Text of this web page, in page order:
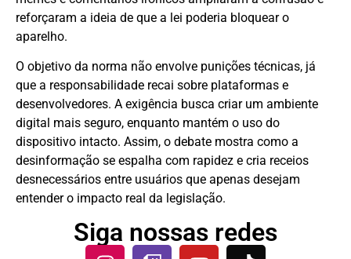
reforçaram a ideia de que a lei poderia bloquear o
aparelho.
O objetivo da norma não envolve punições técnicas, já
que a responsabilidade recai sobre plataformas e
desenvolvedores. A exigência busca criar um ambiente
digital mais seguro, enquanto mantém o uso do
dispositivo intacto. Assim, o debate mostra como a
desinformação se espalha com rapidez e cria receios
desnecessários entre usuários que apenas desejam
entender o impacto real da legislação.
Siga nossas redes